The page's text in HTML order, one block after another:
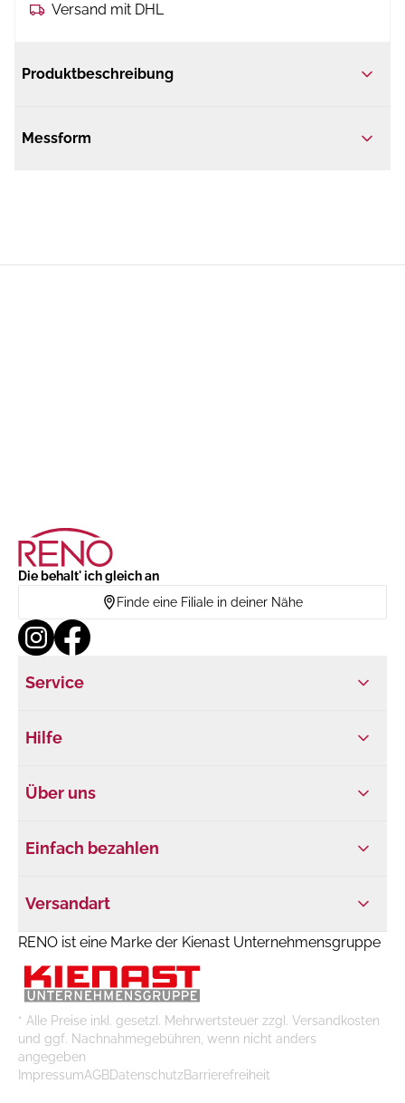
Versand mit DHL
Produktbeschreibung
Messform
Die behalt' ich gleich an
Finde eine Filiale in deiner Nähe
Service
Hilfe
Über uns
Einfach bezahlen
Versandart
RENO ist eine Marke der Kienast Unternehmensgruppe
* Alle Preise inkl. gesetzl. Mehrwertsteuer zzgl. Versandkosten
und ggf. Nachnahmegebühren, wenn nicht anders
angegeben
ImpressumAGBDatenschutzBarrierefreiheit